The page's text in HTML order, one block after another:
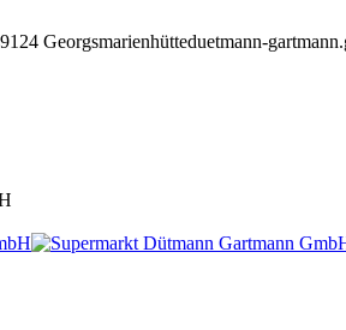
Georgsmarienhütteduetmann-